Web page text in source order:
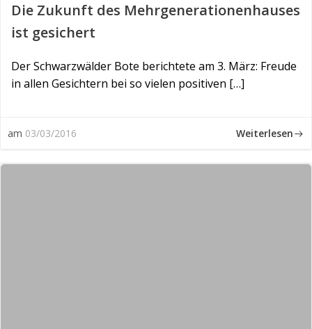
Die Zukunft des Mehrgenerationenhauses
ist gesichert
Der Schwarzwälder Bote berichtete am 3. März: Freude
in allen Gesichtern bei so vielen positiven […]
am 03/03/2016 Weiterlesen